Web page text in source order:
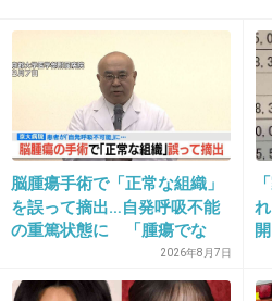
>>1
＞先日は長靴のフチでふ
これはみんなそういうも
切れない人もいるのね
脳腫瘍手術で「正常な組織」
を誤って摘出…自発呼吸不能
の重篤状態に 「腫瘍でな
い」結果出ても“勘違い”で摘
出継続 通常の生活送ってい
2026年8月7日